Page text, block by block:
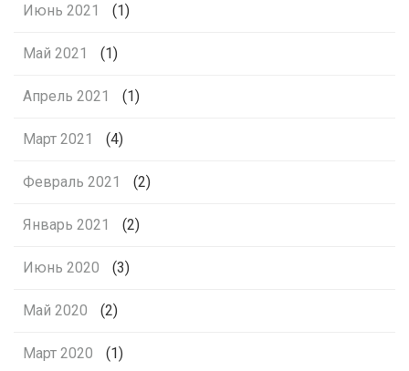
Июнь 2021 (1)
Май 2021 (1)
Апрель 2021 (1)
Март 2021 (4)
Февраль 2021 (2)
Январь 2021 (2)
Июнь 2020 (3)
Май 2020 (2)
Март 2020 (1)